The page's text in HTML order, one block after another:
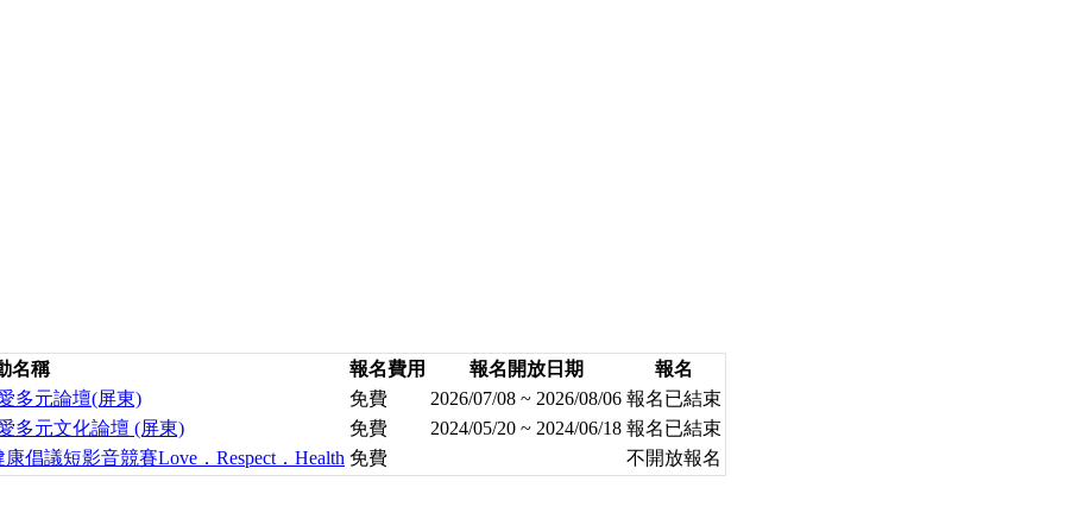
名稱 報名費用 報名開放日期
報名
多元論壇(屏東)
免費 2026/07/08 ~ 2026/08/06 報名已結束
多元文化論壇 (屏東)
免費 2024/05/20 ~ 2024/06/18 報名已結束
倡議短影音競賽Love．Respect．Health 免費 不開放報名